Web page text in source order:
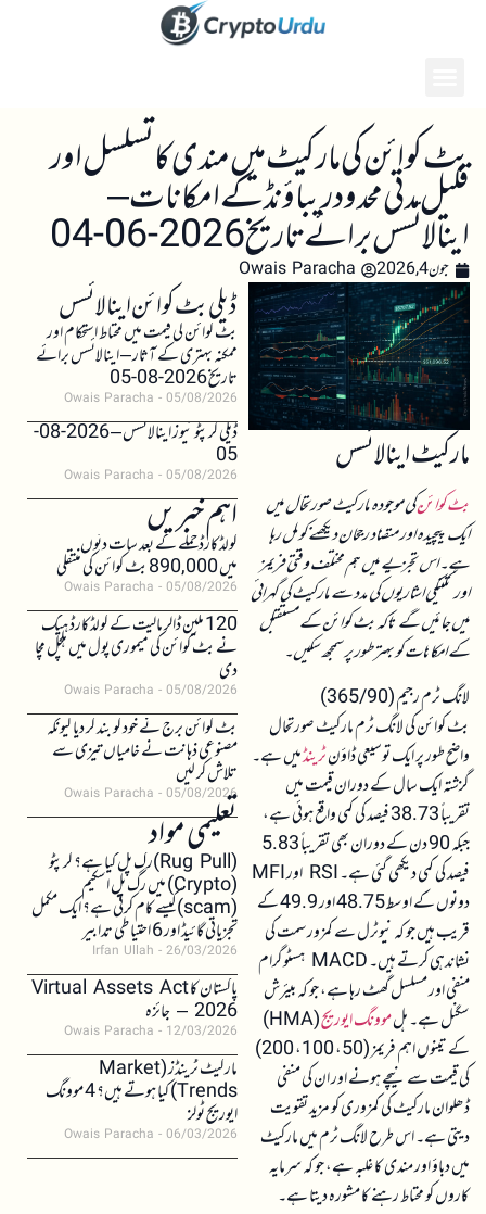
بٹ کوائن کی مارکیٹ میں مندی کا تسلسل اور
قلیل مدتی محدود ریباؤنڈ کے امکانات –
اینالائسس برائے تاریخ 2026-06-04
جون 4, 2026 Owais Paracha
مارکیٹ اینالائسس
بٹ کوائنکی موجودہ مارکیٹ صورتحال میں
ایک پیچیدہ اور متضاد رجحان دیکھنے کو مل رہا
ہے۔ اس تجزیے میں ہم مختلف وقتی فریمز
اور تکنیکی اشاریوں کی مدد سے مارکیٹ کی گہرائی
میں جائیں گے تاکہ بٹ کوائن کے مستقبل
کے امکانات کو بہتر طور پر سمجھ سکیں۔
لانگ ٹرم رجیم (365/90)
بٹ کوائن کی لانگ ٹرم مارکیٹ صورتحال
واضح طور پر ایک توسیعی ڈاؤنٹرینڈمیں ہے۔
گزشتہ ایک سال کے دوران قیمت میں
تقریباً 38.73 فیصد کی کمی واقع ہوئی ہے،
جبکہ 90 دن کے دوران بھی تقریباً 5.83
فیصد کی کمی دیکھی گئی ہے۔ RSI اور MFI
دونوں کے اوسط 48.75 اور 49.9 کے
قریب ہیں جو کہ نیوٹرل سے کمزور سمت کی
نشاندہی کرتے ہیں۔ MACD ہسٹوگرام
منفی اور مسلسل گھٹ رہا ہے، جو کہ بیئرش
سگنل ہے۔ ہلموونگ ایوریج
(HMA)
کے تینوں اہم فریمز (50، 100، 200)
کی قیمت سے نیچے ہونے اور ان کی منفی
ڈھلوان مارکیٹ کی کمزوری کو مزید تقویت
دیتی ہے۔ اس طرح لانگ ٹرم میں مارکیٹ
میں دباؤ اور مندی کا غلبہ ہے، جو کہ سرمایہ
کاروں کو محتاط رہنے کا مشورہ دیتا ہے۔
ڈیلی بٹ کوائن اینالائسس
بٹ کوائن کی قیمت میں محتاط استحکام اور
ممکنہ بہتری کے آثار – اینالائسس برائے
تاریخ 2026-08-05
Owais Paracha 05/08/2026
ڈیلی کرپٹو نیوز اینالائسس – 2026-08-
05
Owais Paracha 05/08/2026
اہم خبریں
کولڈکارڈ حملے کے بعد سات دنوں
میں 890,000 بٹ کوائن کی منتقلی
Owais Paracha 05/08/2026
120 ملین ڈالر مالیت کے کولڈکارڈ ہیک
نے بٹ کوائن کی میموری پول میں ہلچل مچا
دی
Owais Paracha 05/08/2026
بٹ کوائن برج نے خود کو بند کر دیا کیونکہ
مصنوعی ذہانت نے خامیاں تیزی سے
تلاش کر لیں
Owais Paracha 05/08/2026
تعلیمی مواد(Rug Pull)رگ پل کیا ہے؟ کرپٹو
(Crypto) میں رگ پل اسکیم
(scam)کیسے کام کرتی ہے؟ ایک مکمل
تجزیاتی گائیڈ اور 6 احتیاطی تدابیر
Irfan Ullah 26/03/2026
پاکستان کا Virtual Assets Act
2026 – جائزہ
Owais Paracha 12/03/2026
مارکیٹ ٹرینڈز (Market
Trends) کیا ہوتے ہیں؟ 4 موونگ
ایوریج ٹولز
Owais Paracha 06/03/2026